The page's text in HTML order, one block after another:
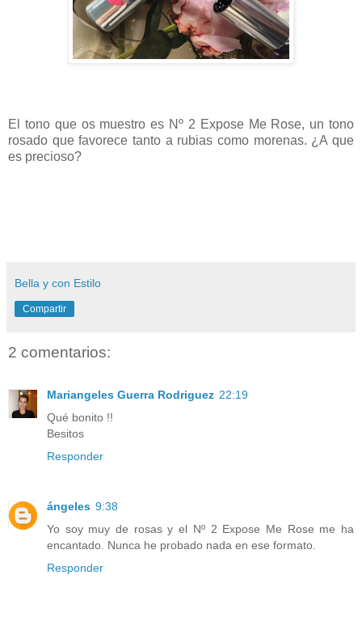
El tono que os muestro es Nº 2 Expose Me Rose, un tono
rosado que favorece tanto a rubias como morenas. ¿A que
es precioso?
Bella y con Estilo
Compartir
2 comentarios:
Mariangeles Guerra Rodriguez 22:19
Qué bonito !!
Besitos
Responder
ángeles 9:38
Yo soy muy de rosas y el Nº 2 Expose Me Rose me ha
encantado. Nunca he probado nada en ese formato.
Responder